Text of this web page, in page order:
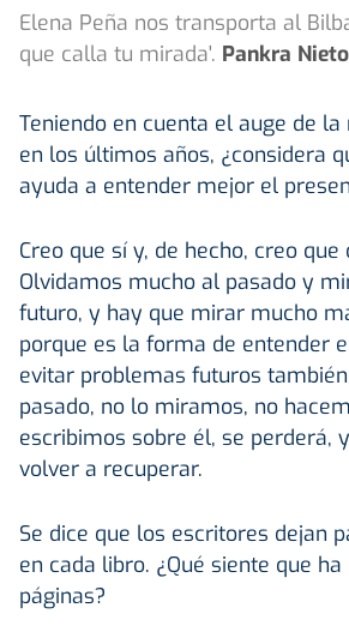
Elena Peña nos transporta al
que calla tu mirada'. Pankra Nieto
Teniendo en cuenta el auge de
en los últimos años, ¿considera
ayuda a entender mejor el
Creo que sí y, de hecho, creo que
Olvidamos mucho al pasado y
futuro, y hay que mirar mucho
porque es la forma de entender
evitar problemas futuros
pasado, no lo miramos, no
escribimos sobre él, se perderá,
volver a recuperar.
Se dice que los escritores dejan
en cada libro. ¿Qué siente que
páginas?